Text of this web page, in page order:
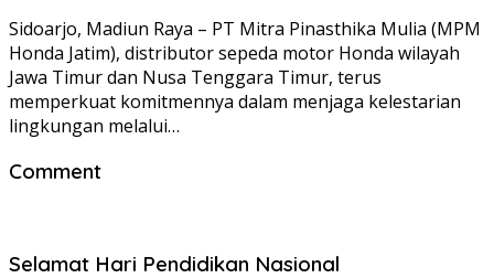
Sidoarjo, Madiun Raya – PT Mitra Pinasthika Mulia (MPM
Honda Jatim), distributor sepeda motor Honda wilayah
Jawa Timur dan Nusa Tenggara Timur, terus
memperkuat komitmennya dalam menjaga kelestarian
lingkungan melalui…
Comment
Selamat Hari Pendidikan Nasional